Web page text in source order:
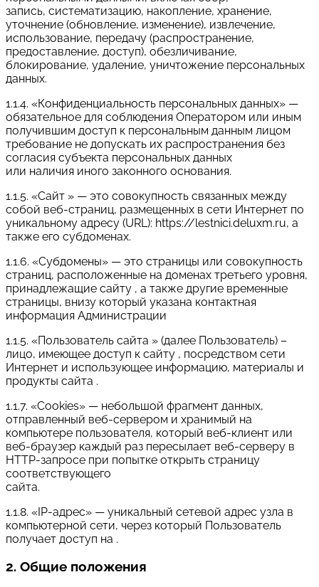
запись, систематизацию, накопление, хранение,
уточнение (обновление, изменение), извлечение,
использование, передачу (распространение,
предоставление, доступ), обезличивание,
блокирование, удаление, уничтожение персональных
данных.
1.1.4. «Конфиденциальность персональных данных» —
обязательное для соблюдения Оператором или иным
получившим доступ к персональным данным лицом
требование не допускать их распространения без
согласия субъекта персональных данных
или наличия иного законного основания.
1.1.5. «Сайт » — это совокупность связанных между
собой веб-страниц, размещенных в сети Интернет по
уникальному адресу (URL): https://lestnici.deluxm.ru, а
также его субдоменах.
1.1.6. «Субдомены» — это страницы или совокупность
страниц, расположенные на доменах третьего уровня,
принадлежащие сайту , а также другие временные
страницы, внизу который указана контактная
информация Администрации
1.1.5. «Пользователь сайта » (далее Пользователь) –
лицо, имеющее доступ к сайту , посредством сети
Интернет и использующее информацию, материалы и
продукты сайта .
1.1.7. «Cookies» — небольшой фрагмент данных,
отправленный веб-сервером и хранимый на
компьютере пользователя, который веб-клиент или
веб-браузер каждый раз пересылает веб-серверу в
HTTP-запросе при попытке открыть страницу
соответствующего
сайта.
1.1.8. «IP-адрес» — уникальный сетевой адрес узла в
компьютерной сети, через который Пользователь
получает доступ на .
2. Общие положения